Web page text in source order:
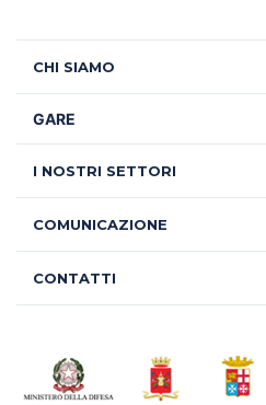
CHI SIAMO
GARE
I NOSTRI SETTORI
COMUNICAZIONE
CONTATTI